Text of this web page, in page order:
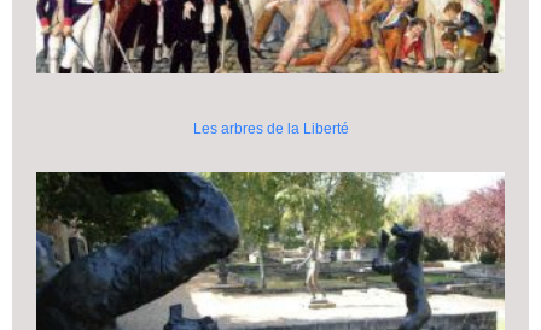
Les arbres de la Liberté